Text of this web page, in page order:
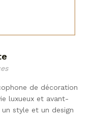
de décoration
luxueux et avant-
style et un design